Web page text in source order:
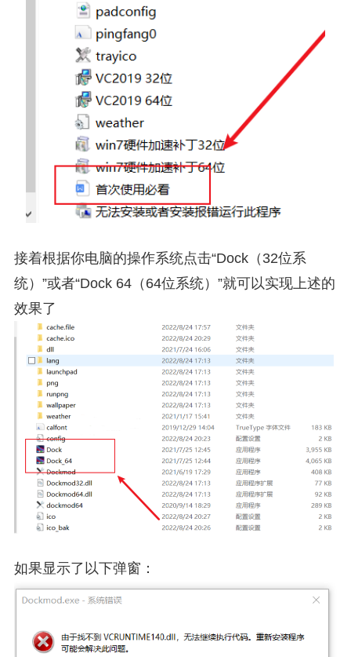
接着根据你电脑的操作系统点击“Dock（32位系
统）”或者“Dock 64（64位系统）”就可以实现上述的
效果了
如果显示了以下弹窗：